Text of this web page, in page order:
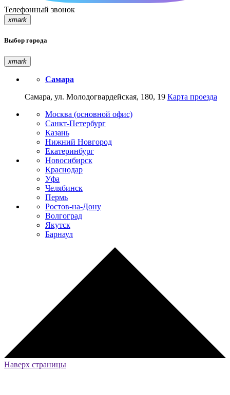
Телефонный звонок
xmark
Выбор города
xmark
Самара
Самара, ул. Молодогвардейская, 180, 19 Карта проезда
Москва (основной офис)
Санкт-Петербург
Казань
Нижний Новгород
Екатеринбург
Новосибирск
Краснодар
Уфа
Челябинск
Пермь
Ростов-на-Дону
Волгоград
Якутск
Барнаул
Наверх страницы